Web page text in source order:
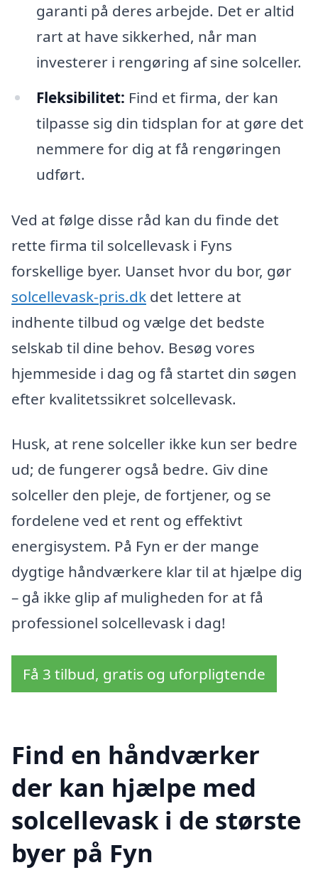
garanti på deres arbejde. Det er altid
rart at have sikkerhed, når man
investerer i rengøring af sine solceller.
Fleksibilitet: Find et firma, der kan
tilpasse sig din tidsplan for at gøre det
nemmere for dig at få rengøringen
udført.
Ved at følge disse råd kan du finde det
rette firma til solcellevask i Fyns
forskellige byer. Uanset hvor du bor, gør
solcellevask-pris.dk det lettere at
indhente tilbud og vælge det bedste
selskab til dine behov. Besøg vores
hjemmeside i dag og få startet din søgen
efter kvalitetssikret solcellevask.
Husk, at rene solceller ikke kun ser bedre
ud; de fungerer også bedre. Giv dine
solceller den pleje, de fortjener, og se
fordelene ved et rent og effektivt
energisystem. På Fyn er der mange
dygtige håndværkere klar til at hjælpe dig
– gå ikke glip af muligheden for at få
professionel solcellevask i dag!
Få 3 tilbud, gratis og uforpligtende
Find en håndværker
der kan hjælpe med
solcellevask i de største
byer på Fyn